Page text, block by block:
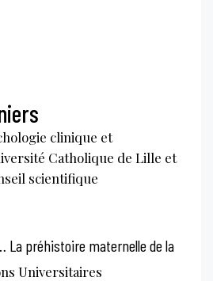
clinique et
Catholique de Lille et
scientifique
La préhistoire maternelle de la
Universitaires